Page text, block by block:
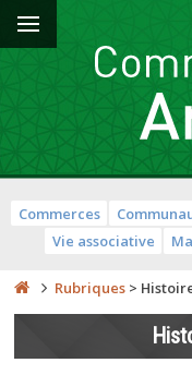
Commerces
Vie associative
Rubriques >